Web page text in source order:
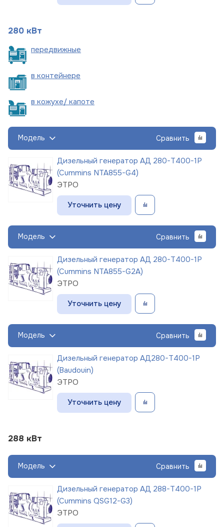
280 кВт
передвижные
в контейнере
в кожухе/ капоте
Модель Сравнить
Дизельный генератор АД 280-Т400-1Р
(Cummins NTA855-G4)
ЭТРО
Уточнить цену
Модель Сравнить
Дизельный генератор АД 280-Т400-1Р
(Cummins NTA855-G2A)
ЭТРО
Уточнить цену
Модель Сравнить
Дизельный генератор АД280-Т400-1Р
(Baudouin)
ЭТРО
Уточнить цену
288 кВт
Модель Сравнить
Дизельный генератор АД 288-Т400-1Р
(Cummins QSG12-G3)
ЭТРО